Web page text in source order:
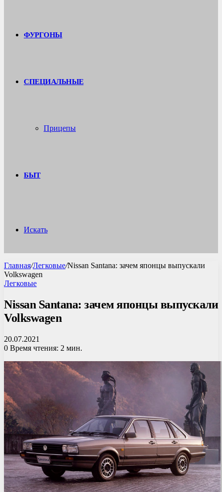
ФУРГОНЫ
СПЕЦИАЛЬНЫЕ
Прицепы
БЫТ
Искать
Главная/Легковые/Nissan Santana: зачем японцы выпускали
Volkswagen
Легковые
Nissan Santana: зачем японцы выпускали
Volkswagen
20.07.2021
0 Время чтения: 2 мин.